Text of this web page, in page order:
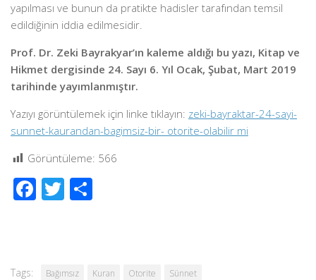
yapılması ve bunun da pratikte hadisler tarafından temsil
edildiğinin iddia edilmesidir.
Prof. Dr. Zeki Bayrakyar’ın kaleme aldığı bu yazı, Kitap ve
Hikmet dergisinde 24. Sayı 6. Yıl Ocak, Şubat, Mart 2019
tarihinde yayımlanmıştır.
Yazıyı görüntülemek için linke tıklayın: zeki-bayraktar-24-sayi-
sunnet-kaurandan-bagimsiz-bir- otorite-olabilir mi
Görüntüleme: 566
Facebook
Twitter
Tags: Bağımsız Kuran Otorite Sünnet